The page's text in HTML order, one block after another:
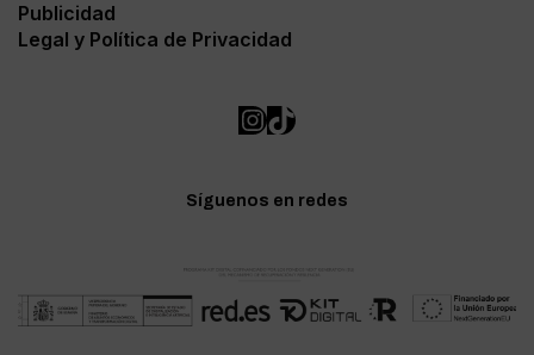
Publicidad
Legal y Política de Privacidad
Síguenos en redes